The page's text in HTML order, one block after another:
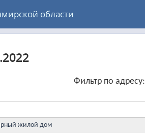
области
Фильтр по адресу:
жилой дом